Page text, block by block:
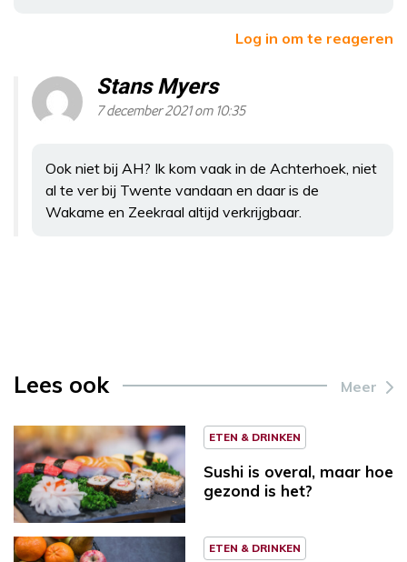
Log in om te reageren
Stans Myers
7 december 2021 om 10:35
Ook niet bij AH? Ik kom vaak in de Achterhoek, niet
al te ver bij Twente vandaan en daar is de
Wakame en Zeekraal altijd verkrijgbaar.
Lees ook Meer
ETEN & DRINKEN
Sushi is overal, maar hoe
gezond is het?
ETEN & DRINKEN